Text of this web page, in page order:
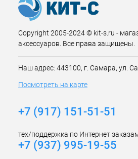
Copyright 2005-2024 © kit-s.ru -
аксессуаров. Все права защищены.
Наш адрес: 443100, г. Самара, ул.
Посмотреть на карте
+7 (917) 151-51-51
тех/поддержка по Интернет
+7 (937) 995-19-55